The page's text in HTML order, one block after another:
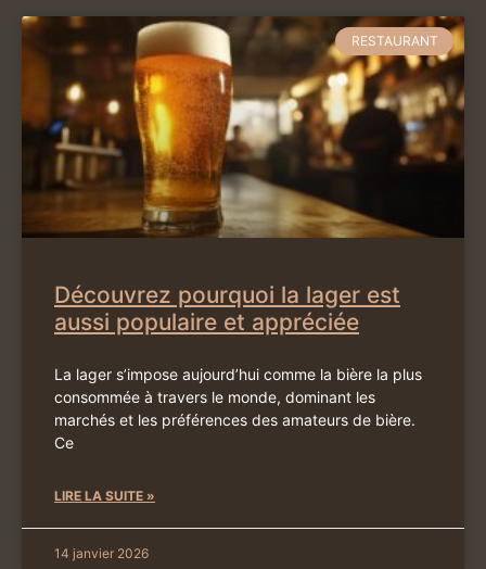
RESTAURANT
Découvrez pourquoi la lager est
aussi populaire et appréciée
La lager s’impose aujourd’hui comme la bière la plus
consommée à travers le monde, dominant les
marchés et les préférences des amateurs de bière.
Ce
LIRE LA SUITE »
14 janvier 2026